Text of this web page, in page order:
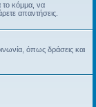
το κόμμα, να
απαντήσεις.
όπως δράσεις και